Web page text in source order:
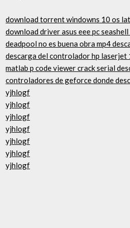
download torrent windowns 10 os
download driver asus eee pc seashell
deadpool no es buena obra mp4
descarga del controlador hp laserjet
matlab p code viewer crack serial
controladores de geforce donde
yjhlogf
yjhlogf
yjhlogf
yjhlogf
yjhlogf
yjhlogf
yjhlogf